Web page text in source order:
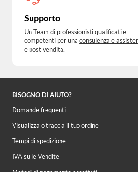
Supporto
Un Team di professionisti qualificati e
competenti per una consulenza e
e post vendita.
BISOGNO DI AIUTO?
Domande frequenti
Visualizza o traccia il tuo ordine
Tempi di spedizione
IVA sulle Vendite